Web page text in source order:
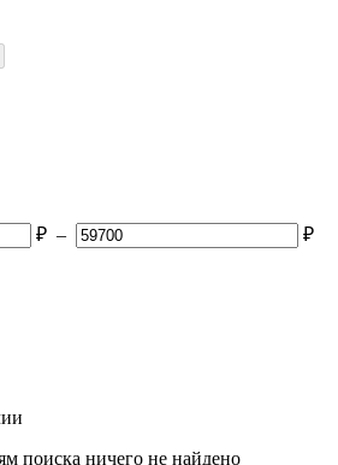
₽ – ₽
поиска ничего не найдено